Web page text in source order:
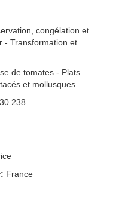
congélation et
- Transformation et
de tomates - Plats
et mollusques.
238
France